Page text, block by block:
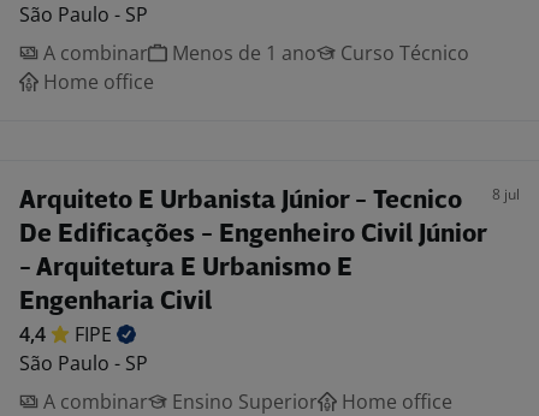
São Paulo - SP
A combinar
Menos de 1 ano
Curso Técnico
Home office
Arquiteto E Urbanista Júnior - Tecnico
De Edificações - Engenheiro Civil Júnior
- Arquitetura E Urbanismo E
Engenharia Civil
8 jul
4,4
FIPE
São Paulo - SP
A combinar
Ensino Superior Home office